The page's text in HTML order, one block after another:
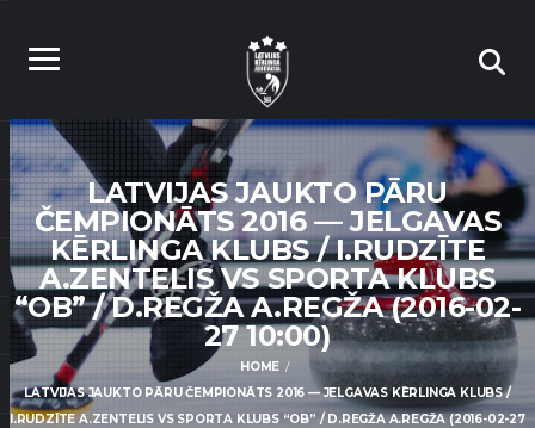
LATVIJAS JAUKTO PĀRU
ČEMPIONĀTS 2016 — JELGAVAS
KĒRLINGA KLUBS / I.RUDZĪTE
A.ZENTELIS VS SPORTA KLUBS
“OB” / D.REGŽA A.REGŽA (2016-02-
27 10:00)
HOME
LATVIJAS JAUKTO PĀRU ČEMPIONĀTS 2016 — JELGAVAS KĒRLINGA KLUBS /
I.RUDZĪTE A.ZENTELIS VS SPORTA KLUBS “OB” / D.REGŽA A.REGŽA (2016-02-27